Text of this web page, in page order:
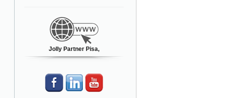
Jolly Partner Pisa,